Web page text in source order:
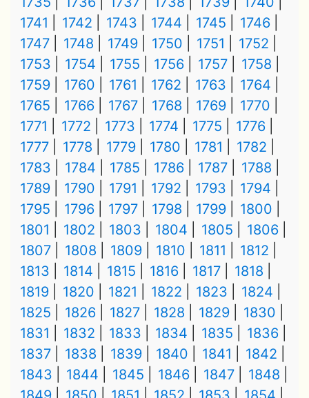
1741
1742 1743 1744 1745
1746
1747
1748 1749 1750 1751
1752
1753
1754 1755 1756 1757
1758
1759
1760 1761 1762 1763
1764
1765
1766 1767 1768 1769
1770
1771
1772 1773 1774 1775
1776
1777
1778 1779 1780 1781
1782
1783
1784 1785 1786 1787
1788
1789
1790 1791 1792 1793
1794
1795
1796 1797 1798 1799
1800
1801
1802 1803 1804 1805
1806
1807
1808 1809 1810 1811
1812
1813
1814 1815 1816 1817
1818
1819
1820 1821 1822 1823
1824
1825
1826 1827 1828 1829
1830
1831
1832 1833 1834 1835
1836
1837
1838 1839 1840 1841
1842
1843
1844 1845 1846 1847
1848